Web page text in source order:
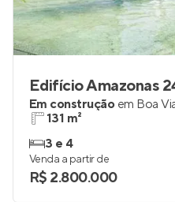
Edifício Amazonas
Em construção em Boa
131 m²
3 e 4
Venda a partir de
R$ 2.800.000